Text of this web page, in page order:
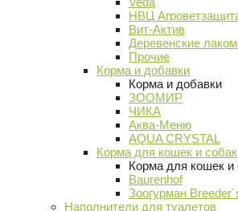
НВЦ
Вит-Актив
Деревенские
Прочие
Корма и добавки
Корма и добавки
ЗООМИР
ЧИКА
Аква-Меню
AQUA CRYSTAL
Корма для кошек и собак
Корма для кошек и
Baurenhof
Зоогурман
Наполнители для туалетов